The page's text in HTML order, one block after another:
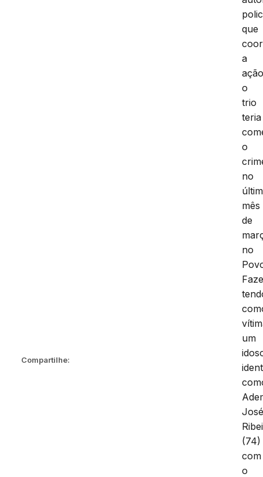
Compartilhe:
que
a
o
trio
teria
o
no
mês
de
no
um
(74)
com
o